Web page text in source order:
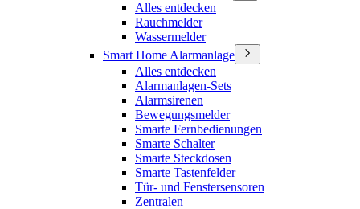
Alles entdecken
Rauchmelder
Wassermelder
Smart Home Alarmanlage
Alles entdecken
Alarmanlagen-Sets
Alarmsirenen
Bewegungsmelder
Smarte Fernbedienungen
Smarte Schalter
Smarte Steckdosen
Smarte Tastenfelder
Tür- und Fenstersensoren
Zentralen